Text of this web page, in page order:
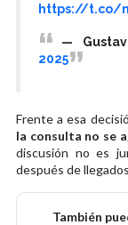
https://t.co/
—
2025
Frente a esa
la consulta no se
discusión no es
después de
También